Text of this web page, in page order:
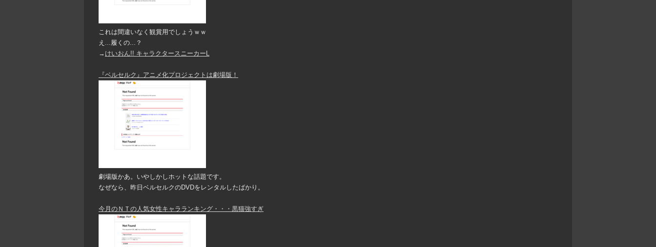
これは間違いなく観賞用でしょうｗｗ
え...履くの...？
→ けいおん!! キャラクタースニーカーL
『ベルセルク』アニメ化プロジェクトは劇場版！
劇場版かあ。いやしかしホットな話題です。
なぜなら、昨日ベルセルクのDVDをレンタルしたばかり。
今月のＮＴの人気女性キャラランキング・・・黒猫強すぎ